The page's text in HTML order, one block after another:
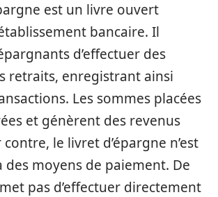
est un livre ouvert
bancaire. Il
d’effectuer des
retraits, enregistrant ainsi
Les sommes placées
et génèrent des revenus
contre, le livret d’épargne n’est
des moyens de paiement. De
pas d’effectuer directement